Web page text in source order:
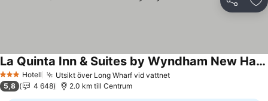
Dela
3 StjärnorHotell Utsikt över Long Wharf vid vattnetSe priser
La Quinta Inn & Suites by Wyndham New Haven
Se priser
5,8 4 648 2.0 km till Centrum